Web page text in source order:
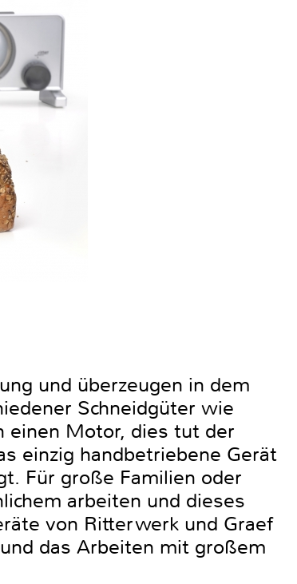
und überzeugen in dem
Schneidgüter wie
einen Motor, dies tut der
einzig handbetriebene Gerät
Für große Familien oder
arbeiten und dieses
von Ritterwerk und Graef
das Arbeiten mit großem